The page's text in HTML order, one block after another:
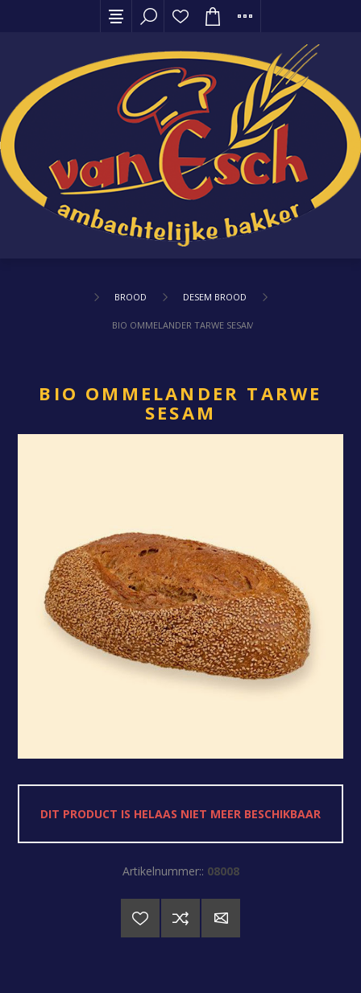
BROOD DESEM BROOD
BIO OMMELANDER TARWE SESAM
BIO OMMELANDER TARWE
SESAM
DIT PRODUCT IS HELAAS NIET MEER BESCHIKBAAR
Artikelnummer:: 08008